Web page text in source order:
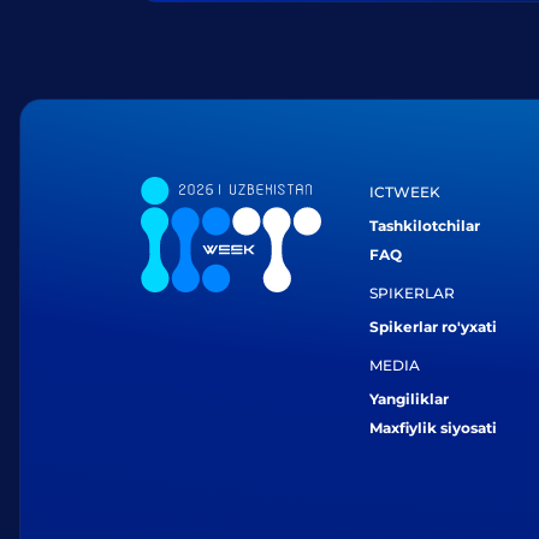
ICTWEEK
Tashkilotchilar
FAQ
SPIKERLAR
Spikerlar ro'yxati
MEDIA
Yangiliklar
Maxfiylik siyosati